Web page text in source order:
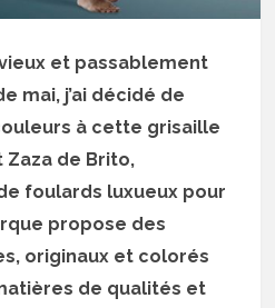
et passablement
mai, j’ai décidé de
à cette grisaille
Zaza de Brito,
foulards luxueux pour
propose des
originaux et colorés
de qualités et